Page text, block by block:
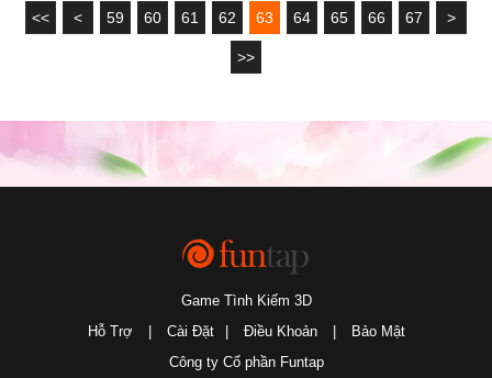
<< < 59 60 61 62 63 64 65 66 67 >
>>
Game Tình Kiếm 3D
Hỗ Trợ
Cài Đặt Điều Khoản
Bảo Mật
Công ty Cổ phần Funtap